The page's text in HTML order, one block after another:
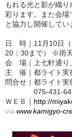
もれる光と影が織
彩ります。また会
と協力し開催してい
日 時｜11月10日（
20：30まで） ※雨
会 場｜上七軒通り
主 催｜都ライト実
問合せ｜都ライト
075-431-
ＷＥＢ｜ http://
via www.kamigyo-